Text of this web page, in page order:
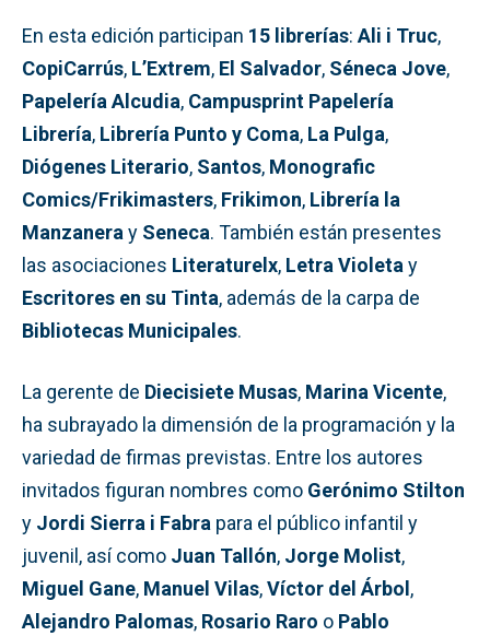
En esta edición participan 15 librerías: Ali i Truc,
CopiCarrús, L’Extrem, El Salvador, Séneca Jove,
Papelería Alcudia, Campusprint Papelería
Librería, Librería Punto y Coma, La Pulga,
Diógenes Literario, Santos, Monografic
Comics/Frikimasters, Frikimon, Librería la
Manzanera y Seneca. También están presentes
las asociaciones Literaturelx, Letra Violeta y
Escritores en su Tinta, además de la carpa de
Bibliotecas Municipales.
La gerente de Diecisiete Musas, Marina Vicente,
ha subrayado la dimensión de la programación y la
variedad de firmas previstas. Entre los autores
invitados figuran nombres como Gerónimo Stilton
y Jordi Sierra i Fabra para el público infantil y
juvenil, así como Juan Tallón, Jorge Molist,
Miguel Gane, Manuel Vilas,Víctor del Árbol,
Alejandro Palomas, Rosario Raro o Pablo